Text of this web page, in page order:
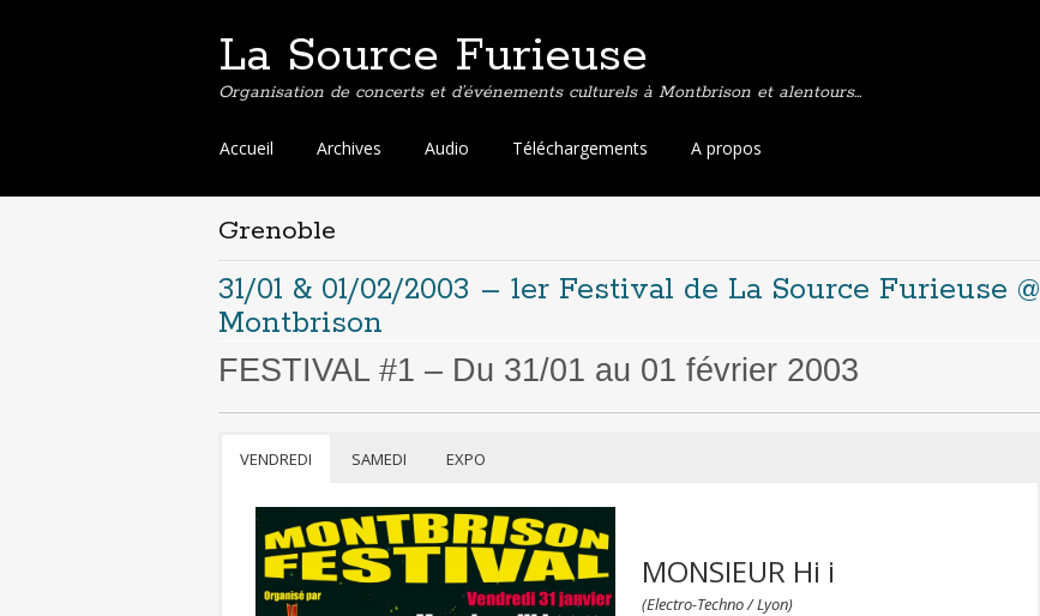
La Source Furieuse
Organisation de concerts et d’événements culturels à Montbrison et alentours…
Aller
contenu
principal
Accueil Archives Audio Téléchargements A propos
Grenoble
31/01 & 01/02/2003 – 1er Festival de La Source Furieuse @
Montbrison
FESTIVAL #1 – Du 31/01 au 01 février 2003
VENDREDI SAMEDI EXPO
MONSIEUR Hi i
(Electro-Techno / Lyon)